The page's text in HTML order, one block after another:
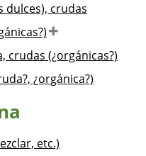
dulces), crudas
crudas (¿orgánicas?)
¿orgánica?)
etc.)